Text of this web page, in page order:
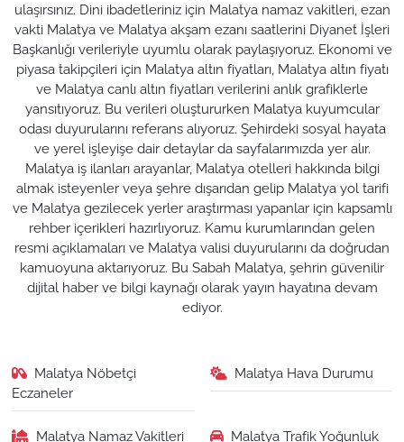
ulaşırsınız. Dini ibadetleriniz için Malatya namaz vakitleri, ezan
vakti Malatya ve Malatya akşam ezanı saatlerini Diyanet İşleri
Başkanlığı verileriyle uyumlu olarak paylaşıyoruz. Ekonomi ve
piyasa takipçileri için Malatya altın fiyatları, Malatya altın fiyatı
ve Malatya canlı altın fiyatları verilerini anlık grafiklerle
yansıtıyoruz. Bu verileri oluştururken Malatya kuyumcular
odası duyurularını referans alıyoruz. Şehirdeki sosyal hayata
ve yerel işleyişe dair detaylar da sayfalarımızda yer alır.
Malatya iş ilanları arayanlar, Malatya otelleri hakkında bilgi
almak isteyenler veya şehre dışarıdan gelip Malatya yol tarifi
ve Malatya gezilecek yerler araştırması yapanlar için kapsamlı
rehber içerikleri hazırlıyoruz. Kamu kurumlarından gelen
resmi açıklamaları ve Malatya valisi duyurularını da doğrudan
kamuoyuna aktarıyoruz. Bu Sabah Malatya, şehrin güvenilir
dijital haber ve bilgi kaynağı olarak yayın hayatına devam
ediyor.
Malatya Nöbetçi
Eczaneler
Malatya Hava Durumu
Malatya Namaz Vakitleri Malatya Trafik Yoğunluk